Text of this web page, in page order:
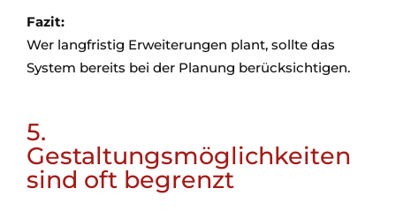
Fazit:
Wer langfristig Erweiterungen plant, sollte das
System bereits bei der Planung berücksichtigen.
5.
Gestaltungsmöglichkeiten
sind oft begrenzt